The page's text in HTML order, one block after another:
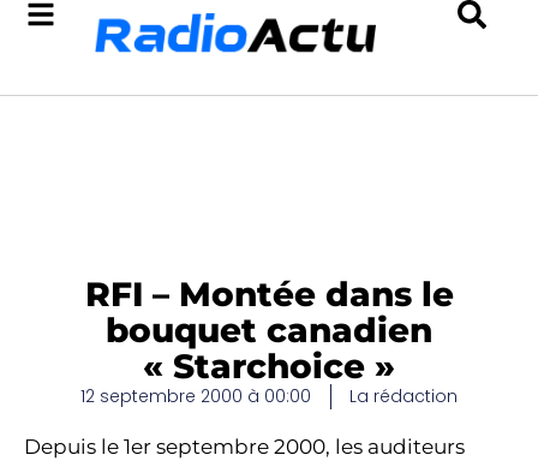
RFI – Montée dans le
bouquet canadien
« Starchoice »
12 septembre 2000 à 00:00 La rédaction
Depuis le 1er septembre 2000, les auditeurs